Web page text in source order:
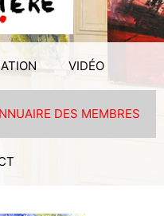
VIDÉO
DES MEMBRES